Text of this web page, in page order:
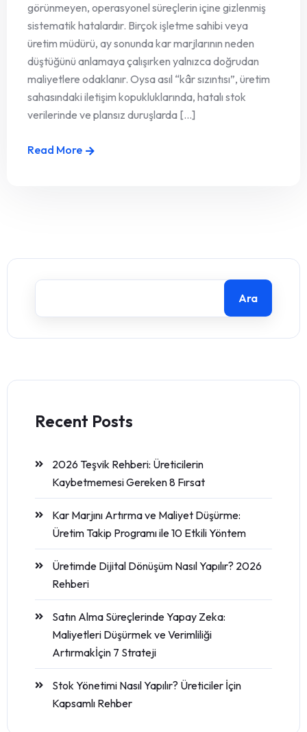
görünmeyen, operasyonel süreçlerin içine gizlenmiş
sistematik hatalardır. Birçok işletme sahibi veya
üretim müdürü, ay sonunda kar marjlarının neden
düştüğünü anlamaya çalışırken yalnızca doğrudan
maliyetlere odaklanır. Oysa asıl “kâr sızıntısı”, üretim
sahasındaki iletişim kopukluklarında, hatalı stok
verilerinde ve plansız duruşlarda [...]
Read More
Ara
Recent Posts
2026 Teşvik Rehberi: Üreticilerin
Kaybetmemesi Gereken 8 Fırsat
Kar Marjını Artırma ve Maliyet Düşürme:
Üretim Takip Programı ile 10 Etkili Yöntem
Üretimde Dijital Dönüşüm Nasıl Yapılır? 2026
Rehberi
Satın Alma Süreçlerinde Yapay Zeka:
Maliyetleri Düşürmek ve Verimliliği
Artırmakİçin 7 Strateji
Stok Yönetimi Nasıl Yapılır? Üreticiler İçin
Kapsamlı Rehber